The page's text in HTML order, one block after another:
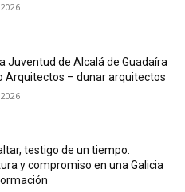
Juventud de Alcalá de Guadaíra
Arquitectos – dunar arquitectos
testigo de un tiempo.
y compromiso en una Galicia